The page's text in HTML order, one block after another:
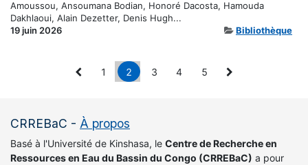
Amoussou, Ansoumana Bodian, Honoré Dacosta, Hamouda
Dakhlaoui, Alain Dezetter, Denis Hugh...
19 juin 2026
Bibliothèque
1 2 3 4 5
CRREBaC - À propos
Basé à l'Université de Kinshasa, le Centre de Recherche en
Ressources en Eau du Bassin du Congo (CRREBaC) a pour